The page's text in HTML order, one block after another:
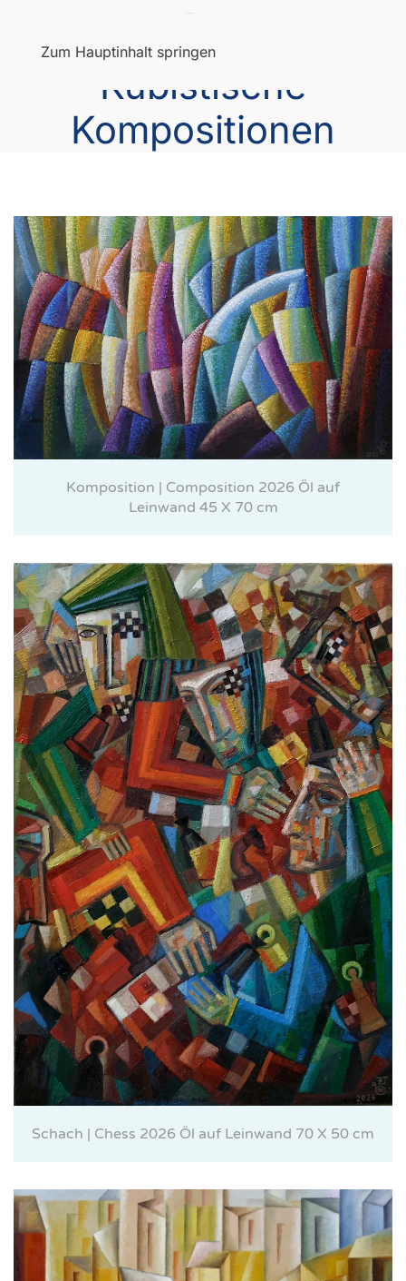
Zum Hauptinhalt springen
Kubistische
Kompositionen
Komposition | Composition 2026 Öl auf
Leinwand 45 X 70 cm
Schach | Chess 2026 Öl auf Leinwand 70 X 50 cm